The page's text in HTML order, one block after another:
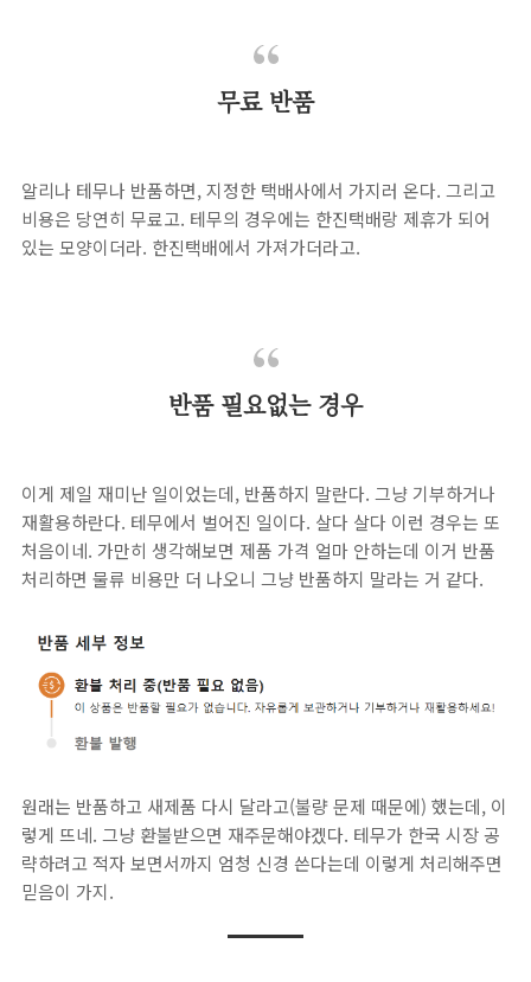
무료 반품
알리나 테무나 반품하면, 지정한 택배사에서 가지러 온다. 그리고
비용은 당연히 무료고. 테무의 경우에는 한진택배랑 제휴가 되어
있는 모양이더라. 한진택배에서 가져가더라고.
반품 필요없는 경우
이게 제일 재미난 일이었는데, 반품하지 말란다. 그냥 기부하거나
재활용하란다. 테무에서 벌어진 일이다. 살다 살다 이런 경우는 또
처음이네. 가만히 생각해보면 제품 가격 얼마 안하는데 이거 반품
처리하면 물류 비용만 더 나오니 그냥 반품하지 말라는 거 같다.
원래는 반품하고 새제품 다시 달라고(불량 문제 때문에) 했는데, 이
렇게 뜨네. 그냥 환불받으면 재주문해야겠다. 테무가 한국 시장 공
략하려고 적자 보면서까지 엄청 신경 쓴다는데 이렇게 처리해주면
믿음이 가지.